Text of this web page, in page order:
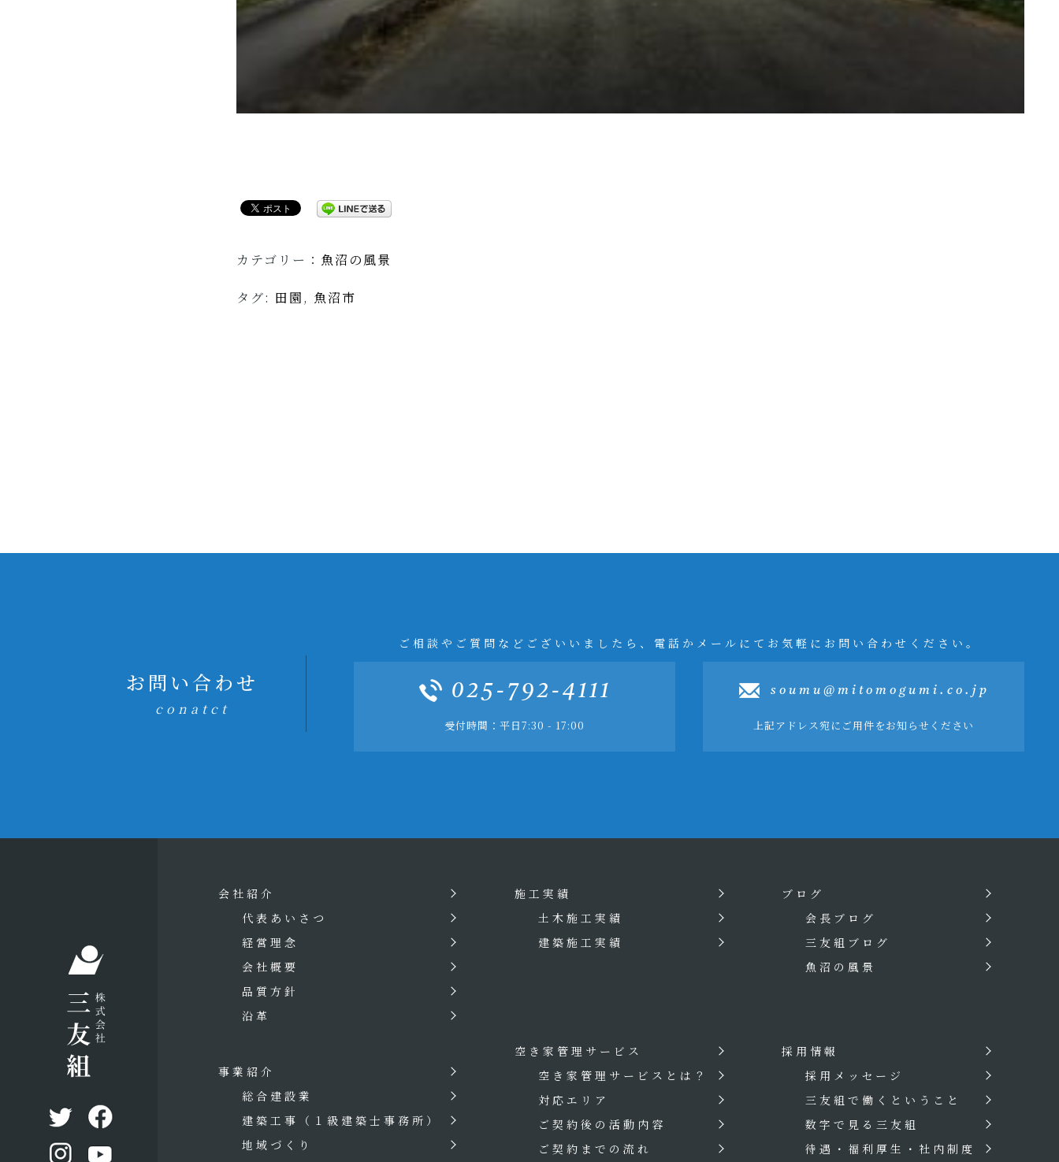
カテゴリー： 魚沼の風景
タグ: 田園, 魚沼市
お問い合わせ
conatct
ご相談やご質問などございいましたら、電話かメールにてお気軽にお問い合わせください。
025-792-4111
受付時間：平日7:30 - 17:00
soumu@mitomogumi.co.jp
上記アドレス宛にご用件をお知らせください
会社紹介
代表あいさつ
経営理念
会社概要
品質方針
沿革
事業紹介
総合建設業
建築工事
（１級建築士事務所）
地域づくり
施工実績
土木施工実績
建築施工実績
空き家管理サービス
空き家管理サービスとは？
対応エリア
ご契約後の活動内容
ご契約までの流れ
ブログ
会長ブログ
三友組ブログ
魚沼の風景
採用情報
採用メッセージ
三友組で働くということ
数字で見る三友組
待遇・福利厚生・社内制度